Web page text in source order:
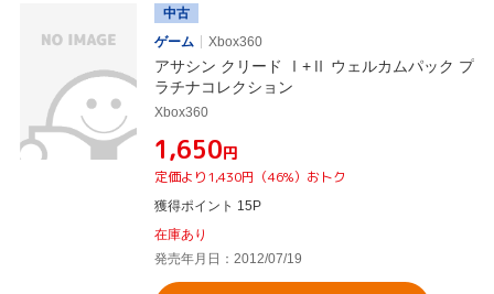
中古
ゲーム
Xbox360
アサシン クリード Ⅰ+Ⅱ ウェルカムパック プ
ラチナコレクション
Xbox360
¥1,650円
定価より1,430円（46%）おトク
獲得ポイント 15P
在庫あり
発売年月日：2012/07/19